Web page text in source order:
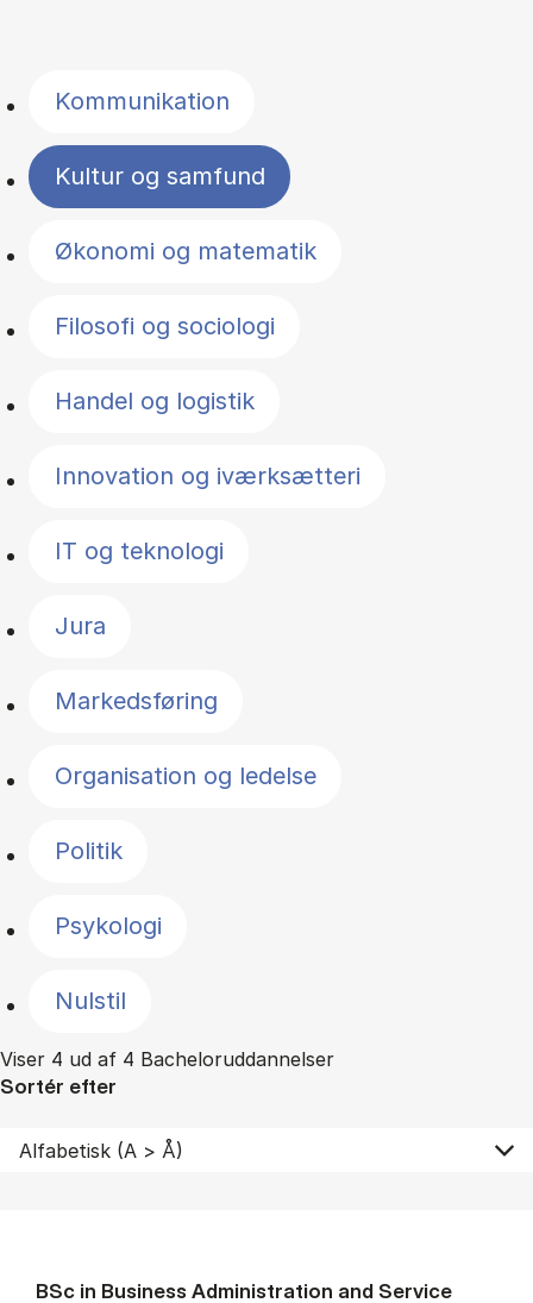
Kommunikation
Kultur og samfund
Økonomi og matematik
Filosofi og sociologi
Handel og logistik
Innovation og iværksætteri
IT og teknologi
Jura
Markedsføring
Organisation og ledelse
Politik
Psykologi
Nulstil
Viser 4 ud af 4 Bacheloruddannelser
Sortér efter
BSc in Busi­ness Ad­min­is­tra­tion and Ser­vice